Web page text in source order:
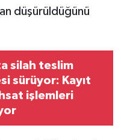
düşürüldüğünü
silah teslim
sürüyor: Kayıt
işlemleri